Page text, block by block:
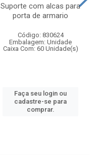
Suporte com alcas para
porta de armario
Código: 830624
Embalagem: Unidade
Caixa Com: 60 Unidade(s)
Faça seu login ou
cadastre-se para
comprar.